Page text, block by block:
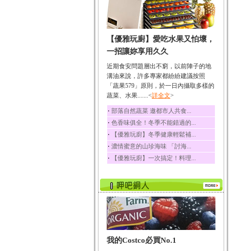
鮪魚肚肉中的不飽和脂
肪酸內富含EPA和DH...
韭菜
韭菜所含的膳食纖維能
幫助消化與通便；揮...
冬瓜
冬瓜營養價值高，鈉含
量極低是水腫病人的...
豆豉
豆豉裡頭含有營養的蛋
白質、脂肪、鈣、磷...
榛果
榛果裡所含的營養素有
蛋白質、脂肪、醣類...
迷迭香
酸、迷迭香酸、植物...
咖啡
咖啡中的咖啡因會刺激
中樞神經系統，特別...
椰子
椰子含有糖類、脂肪、
【優雅玩廚】愛吃水果又怕壞，
一招讓妳享用久久
近期食安問題層出不窮，以前陣子的地
溝油來說，許多專家都紛紛建議按照
「蔬果579」原則，於一日內攝取多樣的
蔬菜、水果.......<詳全文>
‧ 部落自然蔬菜 邀都市人共食...
‧ 色香味俱全！冬季不能錯過的...
‧ 【優雅玩廚】冬季健康輕鬆補...
‧ 濃情蜜意的山珍海味 「討海...
‧ 【優雅玩廚】一次搞定！料理...
我的Costco必買No.1